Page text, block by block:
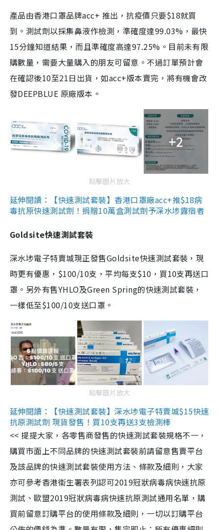
產品由香港口罩品牌acc+ 推出，抗疫價只要$18就買
到。測試劑以採集鼻液作檢測，準確度達99.03%，最快
15分鐘知道結果，而且準確度高達97.25%。目前未有限
購數量，需要大量購入的朋友可留意。不過訂單預計會
在確認後10至21日出貨，如acc+版本賣完，將有機會改
發DEEPBLUE 原廠版本。
+2
點擊圖片放大
延伸閱讀：【快速測試套裝】香港口罩廠acc+推$18病
毒抗原快速測試劑！捐贈10萬盒測試劑予深水埗露宿者
Goldsite快速測試套裝
深水埗電子特賣城現正發售Goldsite快速測試套裝，現
時更有優惠，$100/10支，平均每支$10，買10支再送口
罩。另外有售YHLO及Green Spring的快速測試套裝，
一樣低至$100/10支送口罩。
點擊圖片放大
延伸閱讀：【快速測試套裝】深水埗電子特賣城$15快速
抗原測試劑 現貨發售！買10支再送3支檢測棒
<< 提提大家，各零售商發售的快速測試套裝規格不一，
購買市面上不同品牌的快速測試套裝前請留意售賣平台
及該品牌的快速測試套裝使用方法、條款及細則，大家
亦可參考香港衞生署表列認可2019冠狀病毒病快速抗原
測試、歐盟2019冠狀病毒病快速抗原測試通用名單，購
買前留意訂購平台的使用條款及細則，一切以訂購平台